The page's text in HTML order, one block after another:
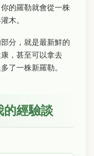
的羅勒就會從一株
木。
分，就是最新鮮的
，甚至可以拿去
了一株新羅勒。
的經驗談